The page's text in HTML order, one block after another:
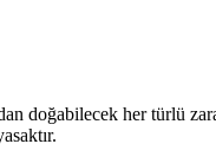
doğabilecek her türlü